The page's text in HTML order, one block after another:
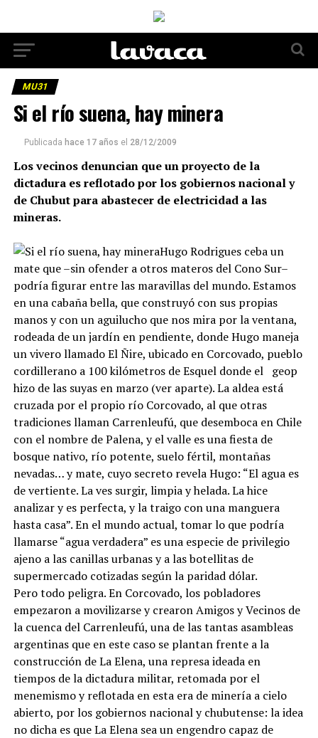
MU31
Si el río suena, hay minera
Publicada hace 17 años el 28/12/2009
Los vecinos denuncian que un proyecto de la
dictadura es reflotado por los gobiernos nacional y
de Chubut para abastecer de electricidad a las
mineras.
Hugo Rodrigues ceba un
mate que –sin ofender a otros materos del Cono Sur–
podría figurar entre las maravillas del mundo. Estamos
en una cabaña bella, que construyó con sus propias
manos y con un aguilucho que nos mira por la ventana,
rodeada de un jardín en pendiente, donde Hugo maneja
un vivero llamado El Ñire, ubicado en Corcovado, pueblo
cordillerano a 100 kilómetros de Esquel donde el geop
hizo de las suyas en marzo (ver aparte). La aldea está
cruzada por el propio río Corcovado, al que otras
tradiciones llaman Carrenleufú, que desemboca en Chile
con el nombre de Palena, y el valle es una fiesta de
bosque nativo, río potente, suelo fértil, montañas
nevadas… y mate, cuyo secreto revela Hugo: “El agua es
de vertiente. La ves surgir, limpia y helada. La hice
analizar y es perfecta, y la traigo con una manguera
hasta casa”. En el mundo actual, tomar lo que podría
llamarse “agua verdadera” es una especie de privilegio
ajeno a las canillas urbanas y a las botellitas de
supermercado cotizadas según la paridad dólar.
Pero todo peligra. En Corcovado, los pobladores
empezaron a movilizarse y crearon Amigos y Vecinos de
la cuenca del Carrenleufú, una de las tantas asambleas
argentinas que en este caso se plantan frente a la
construcción de La Elena, una represa ideada en
tiempos de la dictadura militar, retomada por el
menemismo y reflotada en esta era de minería a cielo
abierto, por los gobiernos nacional y chubutense: la idea
no dicha es que La Elena sea un engendro capaz de